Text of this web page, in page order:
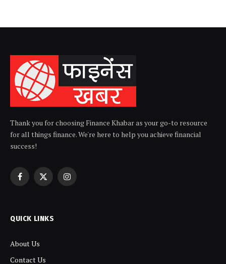
Thank you for choosing Finance Khabar as your go-to resource
for all things finance. We're here to help you achieve financial
success!
Facebook
X
Instagram
QUICK LINKS
About Us
Contact Us